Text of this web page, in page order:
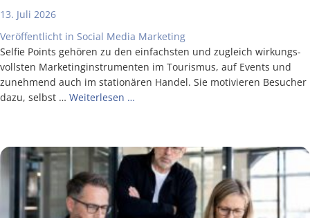
13. Juli 2026
Veröffentlicht in Social Media Marketing
Sel­fie Points gehö­ren zu den ein­fachs­ten und zugleich wir­kungs­
volls­ten Mar­ke­ting­in­stru­men­ten im Tou­ris­mus, auf Events und
zuneh­mend auch im sta­tio­nä­ren Han­del. Sie moti­vie­ren Besu­cher
dazu, selbst … Wei­ter­le­sen …